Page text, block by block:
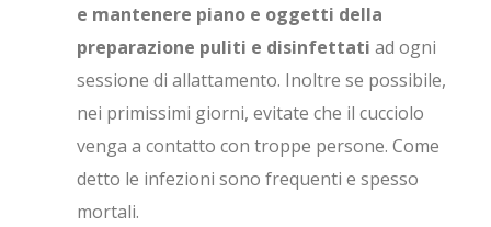
e mantenere piano e oggetti della
preparazione puliti e disinfettati ad ogni
sessione di allattamento. Inoltre se possibile,
nei primissimi giorni, evitate che il cucciolo
venga a contatto con troppe persone. Come
detto le infezioni sono frequenti e spesso
mortali.